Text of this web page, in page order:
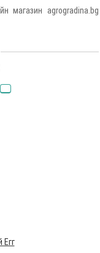
магазин agrogradina.bg